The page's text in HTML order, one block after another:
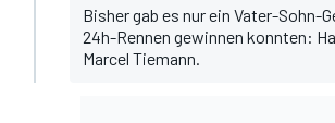
Bisher gab es nur ein Vater-Sohn-
24h-Rennen gewinnen konnten:
Marcel Tiemann.